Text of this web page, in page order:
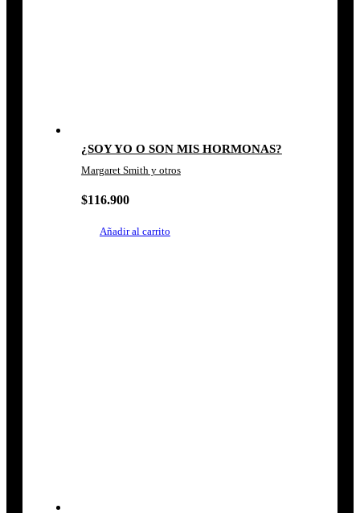
¿SOY YO O SON MIS HORMONAS?
Margaret Smith y otros
$116.900
Añadir al carrito